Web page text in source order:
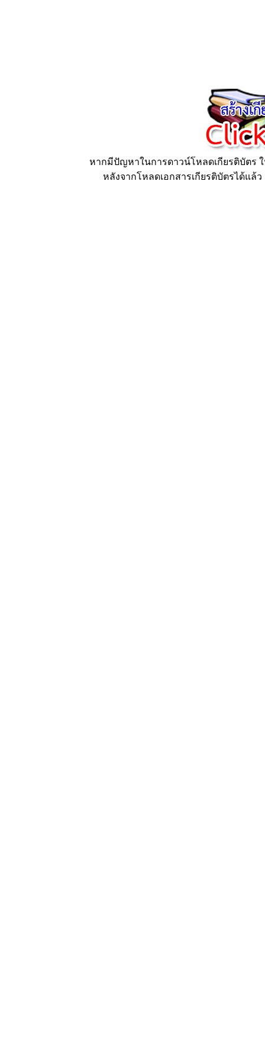
หากมีปัญหาในการดาวน์โหลดเกียรติบัตร
หลังจากโหลดเอกสารเกียรติบัตรได้แล้